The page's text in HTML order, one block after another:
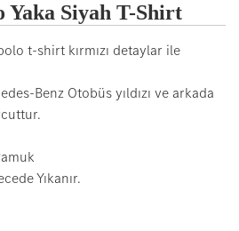
Yaka Siyah T-Shirt
t-shirt kırmızı detaylar ile
Benz Otobüs yıldızı ve arkada
Yıkanır.